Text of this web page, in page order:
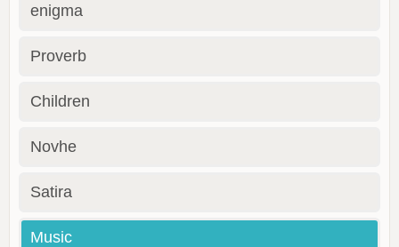
enigma
Proverb
Children
Novhe
Satira
Music